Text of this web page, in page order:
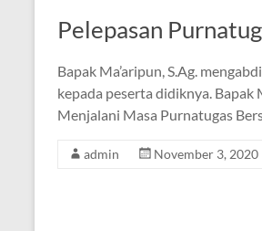
Pelepasan
Bapak Ma’aripun, S.Ag.
kepada peserta didiknya. Bapak
Menjalani Masa Purnatugas
admin November 3, 2020